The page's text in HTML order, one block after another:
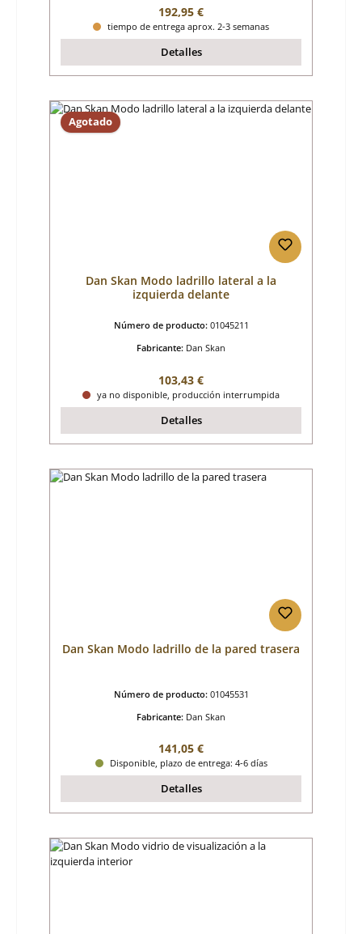
Precio normal:
192,95 €
tiempo de entrega aprox. 2-3 semanas
Detalles
Agotado
Dan Skan Modo ladrillo lateral a la
izquierda delante
Número de producto: 01045211
Fabricante: Dan Skan
Precio normal:
103,43 €
ya no disponible, producción interrumpida
Detalles
Dan Skan Modo ladrillo de la pared trasera
Número de producto: 01045531
Fabricante: Dan Skan
Precio normal:
141,05 €
Disponible, plazo de entrega: 4-6 días
Detalles